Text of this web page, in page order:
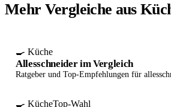
Mehr Vergleiche aus
🍳 Küche
Allesschneider im Vergleich
Ratgeber und Top-Empfehlungen für
🍳 KücheTop-Wahl